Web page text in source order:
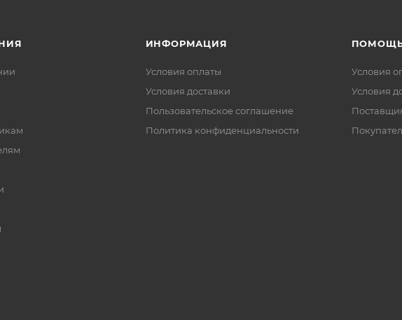
ИНФОРМАЦИЯ
Условия оплаты
Условия доставки
Пользовательское соглашение
Политика конфиденциальности
Условия
Условия